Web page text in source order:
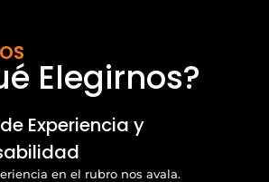
Elegirnos?
Experiencia y
en el rubro nos avala.